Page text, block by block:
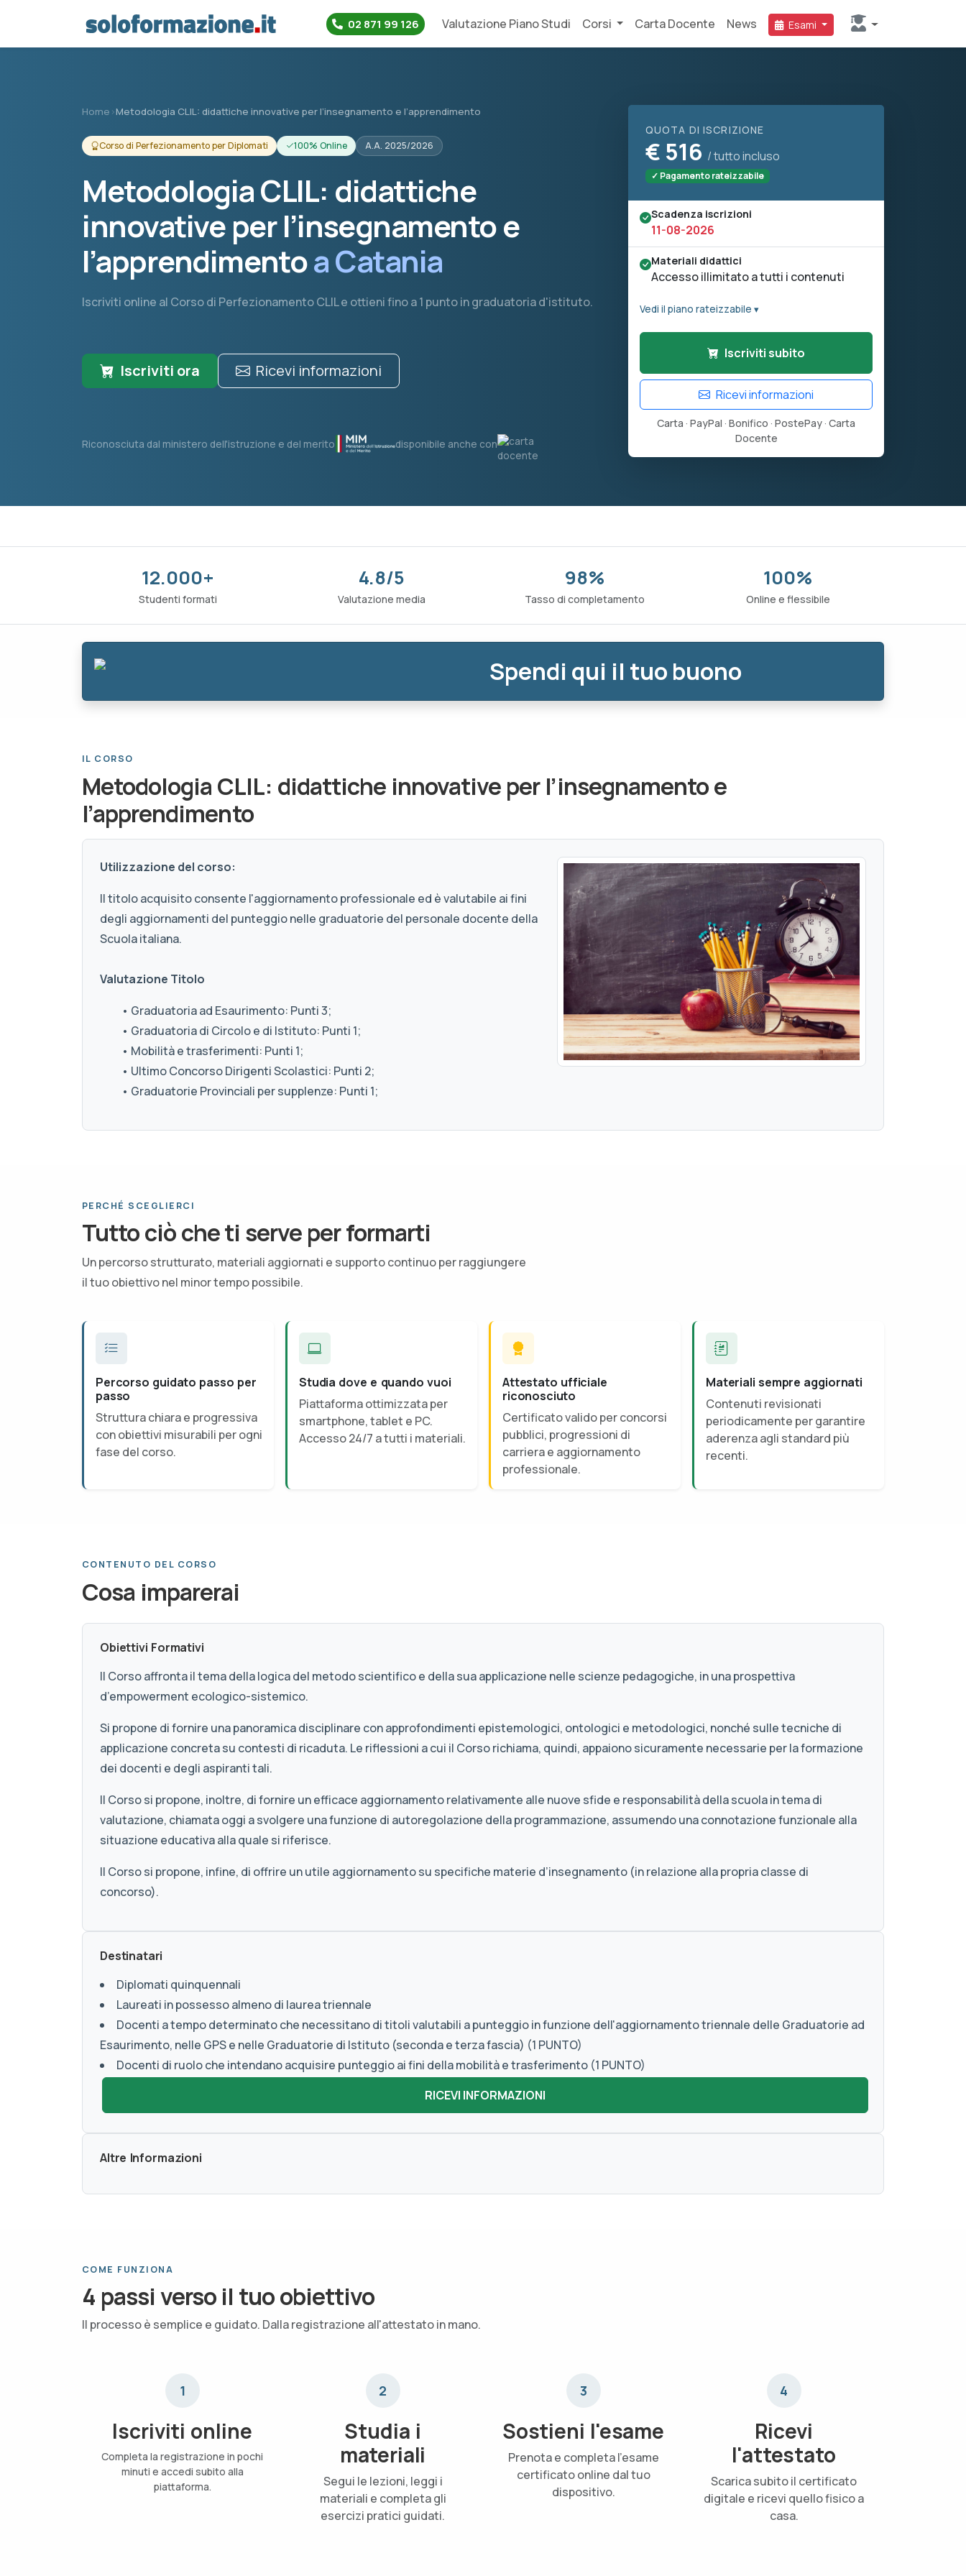
02 871 99 126 Valutazione Piano Studi Corsi Carta Docente News Esami
Home ›Metodologia CLIL: didattiche innovative per l’insegnamento e l’apprendimento
Corso di Perfezionamento per Diplomati 100% Online A.A. 2025/2026
Metodologia CLIL: didattiche
innovative per l’insegnamento e
l’apprendimentoa Catania
Iscriviti online al Corso di Perfezionamento CLIL e ottieni fino a 1 punto in graduatoria d'istituto.
Iscriviti ora Ricevi informazioni
Riconosciuta dal ministero dell'istruzione e del merito disponibile anche con
QUOTA DI ISCRIZIONE
€ 516 / tutto incluso
✓ Pagamento rateizzabile
Scadenza iscrizioni
11-08-2026
Materiali didattici
Accesso illimitato a tutti i contenuti
Vedi il piano rateizzabile ▾
Iscriviti subito
Ricevi informazioni
Carta · PayPal · Bonifico · PostePay · Carta
Docente
12.000+
Studenti formati
4.8/5
Valutazione media
98%
Tasso di completamento
100%
Online e flessibile
Spendi qui il tuo buono
IL CORSO
Metodologia CLIL: didattiche innovative per l’insegnamento e
l’apprendimento
Utilizzazione del corso:
Il titolo acquisito consente l'aggiornamento professionale ed è valutabile ai fini
degli aggiornamenti del punteggio nelle graduatorie del personale docente della
Scuola italiana.
Valutazione Titolo
• Graduatoria ad Esaurimento: Punti 3;
• Graduatoria di Circolo e di Istituto: Punti 1;
• Mobilità e trasferimenti: Punti 1;
• Ultimo Concorso Dirigenti Scolastici: Punti 2;
• Graduatorie Provinciali per supplenze: Punti 1;
PERCHÉ SCEGLIERCI
Tutto ciò che ti serve per formarti
Un percorso strutturato, materiali aggiornati e supporto continuo per raggiungere
il tuo obiettivo nel minor tempo possibile.
Percorso guidato passo per
passo
Struttura chiara e progressiva
con obiettivi misurabili per ogni
fase del corso.
Studia dove e quando vuoi
Piattaforma ottimizzata per
smartphone, tablet e PC.
Accesso 24/7 a tutti i materiali.
Attestato ufficiale
riconosciuto
Certificato valido per concorsi
pubblici, progressioni di
carriera e aggiornamento
professionale.
Materiali sempre aggiornati
Contenuti revisionati
periodicamente per garantire
aderenza agli standard più
recenti.
CONTENUTO DEL CORSO
Cosa imparerai
Obiettivi Formativi
Il Corso affronta il tema della logica del metodo scientifico e della sua applicazione nelle scienze pedagogiche, in una prospettiva
d’empowerment ecologico-sistemico.
Si propone di fornire una panoramica disciplinare con approfondimenti epistemologici, ontologici e metodologici, nonché sulle tecniche di
applicazione concreta su contesti di ricaduta. Le riflessioni a cui il Corso richiama, quindi, appaiono sicuramente necessarie per la formazione
dei docenti e degli aspiranti tali.
Il Corso si propone, inoltre, di fornire un efficace aggiornamento relativamente alle nuove sfide e responsabilità della scuola in tema di
valutazione, chiamata oggi a svolgere una funzione di autoregolazione della programmazione, assumendo una connotazione funzionale alla
situazione educativa alla quale si riferisce.
Il Corso si propone, infine, di offrire un utile aggiornamento su specifiche materie d’insegnamento (in relazione alla propria classe di
concorso).
Destinatari
Diplomati quinquennali
Laureati in possesso almeno di laurea triennale
Docenti a tempo determinato che necessitano di titoli valutabili a punteggio in funzione dell'aggiornamento triennale delle Graduatorie ad
Esaurimento, nelle GPS e nelle Graduatorie di Istituto (seconda e terza fascia) (1 PUNTO)
Docenti di ruolo che intendano acquisire punteggio ai fini della mobilità e trasferimento (1 PUNTO)
Altre Informazioni
COME FUNZIONA
4 passi verso il tuo obiettivo
Il processo è semplice e guidato. Dalla registrazione all'attestato in mano.
1
Iscriviti online
Completa la registrazione in pochi
minuti e accedi subito alla
piattaforma.
2
Studia i
materiali
Segui le lezioni, leggi i
materiali e completa gli
esercizi pratici guidati.
3
Sostieni l'esame
Prenota e completa l'esame
certificato online dal tuo
dispositivo.
4
Ricevi
l'attestato
Scarica subito il certificato
digitale e ricevi quello fisico a
casa.